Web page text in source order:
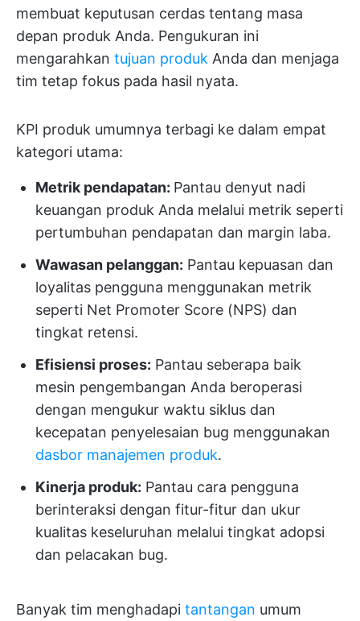
membuat keputusan cerdas tentang masa
depan produk Anda. Pengukuran ini
mengarahkan tujuan produk Anda dan menjaga
tim tetap fokus pada hasil nyata.
KPI produk umumnya terbagi ke dalam empat
kategori utama:
Metrik pendapatan: Pantau denyut nadi
keuangan produk Anda melalui metrik seperti
pertumbuhan pendapatan dan margin laba.
Wawasan pelanggan: Pantau kepuasan dan
loyalitas pengguna menggunakan metrik
seperti Net Promoter Score (NPS) dan
tingkat retensi.
Efisiensi proses: Pantau seberapa baik
mesin pengembangan Anda beroperasi
dengan mengukur waktu siklus dan
kecepatan penyelesaian bug menggunakan
dasbor manajemen produk.
Kinerja produk: Pantau cara pengguna
berinteraksi dengan fitur-fitur dan ukur
kualitas keseluruhan melalui tingkat adopsi
dan pelacakan bug.
Banyak tim menghadapi tantangan umum